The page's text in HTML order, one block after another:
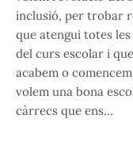
inclusió, per trobar
que atengui totes
del curs escolar i
acabem o
volem una bona
càrrecs que ens…